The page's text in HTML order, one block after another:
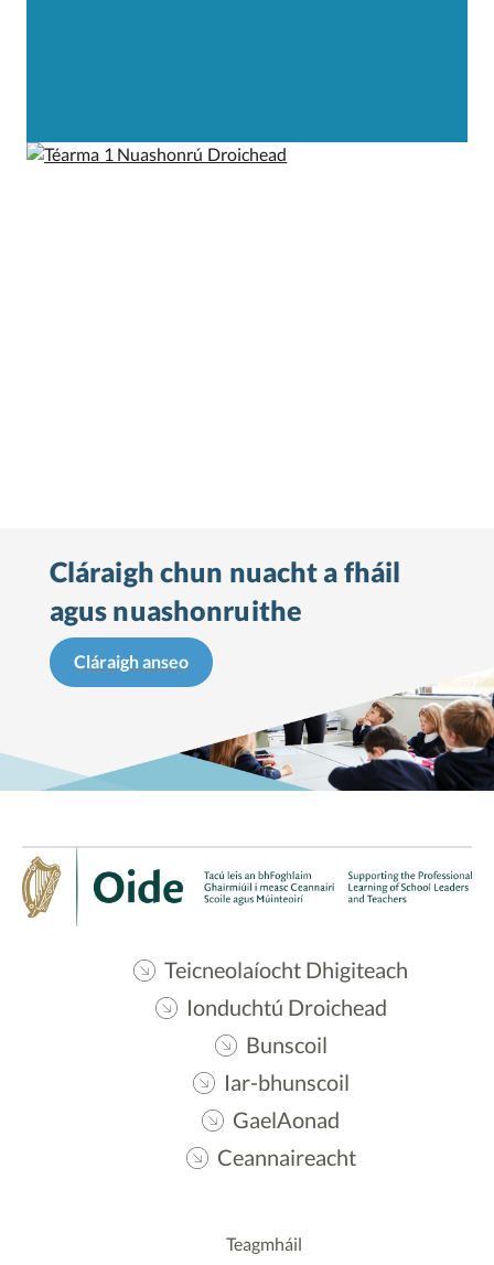
Cláraigh chun nuacht a fháil
agus nuashonruithe
Cláraigh anseo
Teicneolaíocht Dhigiteach
Ionduchtú Droichead
Bunscoil
Iar-bhunscoil
GaelAonad
Ceannaireacht
Teagmháil